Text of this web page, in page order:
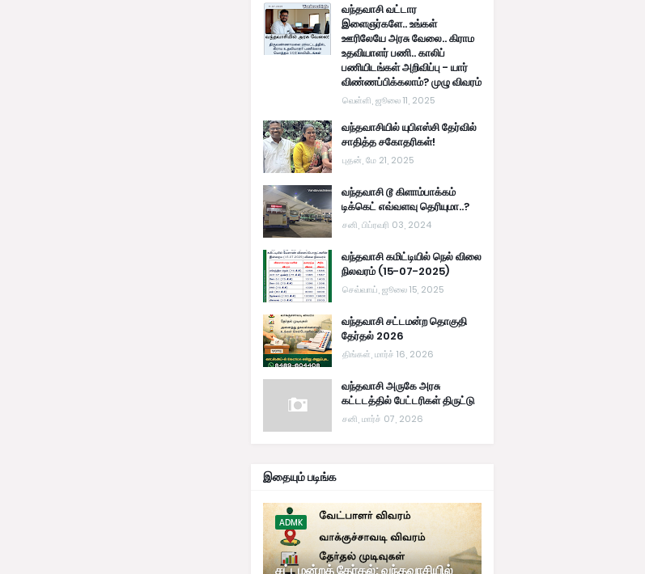
வந்தவாசி வட்டார
இளைஞர்களே.. உங்கள்
ஊரிலேயே அரசு வேலை.. கிராம
உதவியாளர் பணி.. காலிப்
பணியிடங்கள் அறிவிப்பு - யார்
விண்ணப்பிக்கலாம்? முழு விவரம்
வெள்ளி, ஜூலை 11, 2025
வந்தவாசியில் யுபிஎஸ்சி தேர்வில்
சாதித்த சகோதரிகள்!
புதன், மே 21, 2025
வந்தவாசி டூ கிளாம்பாக்கம்
டிக்கெட் எவ்வளவு தெரியுமா..?
சனி, பிப்ரவரி 03, 2024
வந்தவாசி கமிட்டியில் நெல் விலை
நிலவரம் (15-07-2025)
செவ்வாய், ஜூலை 15, 2025
வந்தவாசி சட்டமன்ற தொகுதி
தேர்தல் 2026
திங்கள், மார்ச் 16, 2026
வந்தவாசி அருகே அரசு
கட்டடத்தில் பேட்டரிகள் திருட்டு
சனி, மார்ச் 07, 2026
இதையும் படிங்க
ADMK
சட்டமன்றத் தேர்தல்: வந்தவாசியில்